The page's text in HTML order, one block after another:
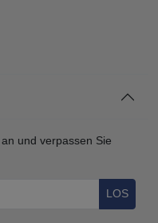
und verpassen Sie
LOS